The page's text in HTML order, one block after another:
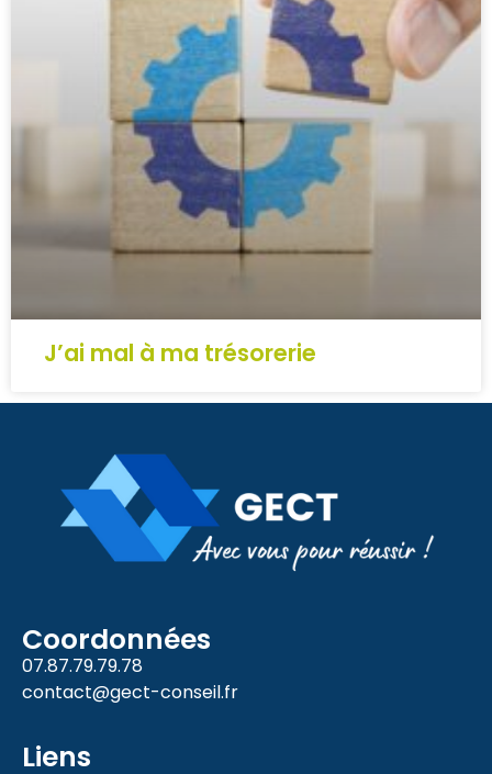
J’ai mal à ma trésorerie
Coordonnées
07.87.79.79.78
contact@gect-conseil.fr
Liens